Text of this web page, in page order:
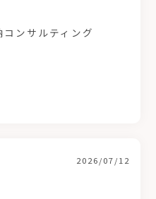
コンサルティング
2026/07/12